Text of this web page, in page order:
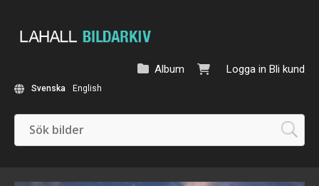
Logga in Bli kund
Album
Svenska English